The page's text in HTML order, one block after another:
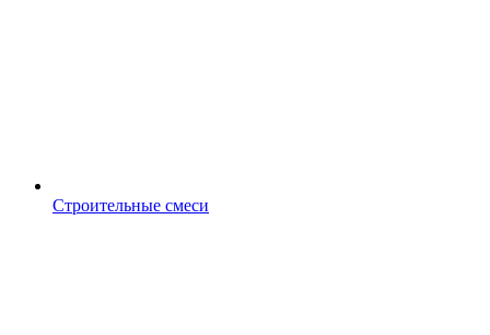
Строительные смеси